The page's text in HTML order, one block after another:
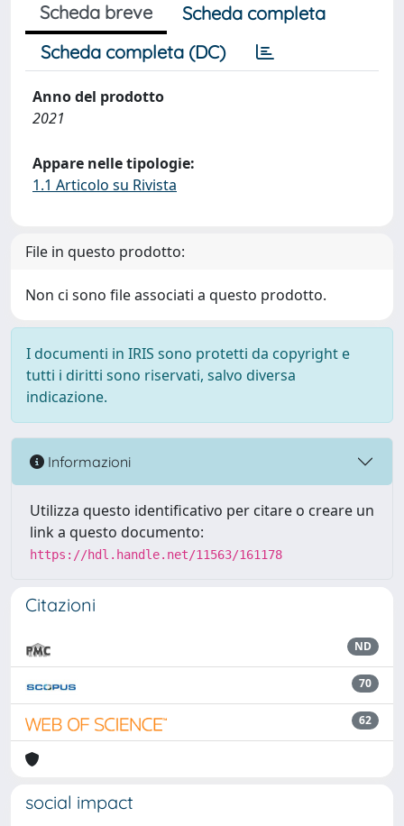
Scheda breve
Scheda completa
Scheda completa (DC)
Anno del prodotto
2021
Appare nelle tipologie:
1.1 Articolo su Rivista
File in questo prodotto:
Non ci sono file associati a questo prodotto.
I documenti in IRIS sono protetti da copyright e
tutti i diritti sono riservati, salvo diversa
indicazione.
Informazioni
Utilizza questo identificativo per citare o creare un
link a questo documento:
https://hdl.handle.net/11563/161178
Citazioni
ND
70
62
social impact